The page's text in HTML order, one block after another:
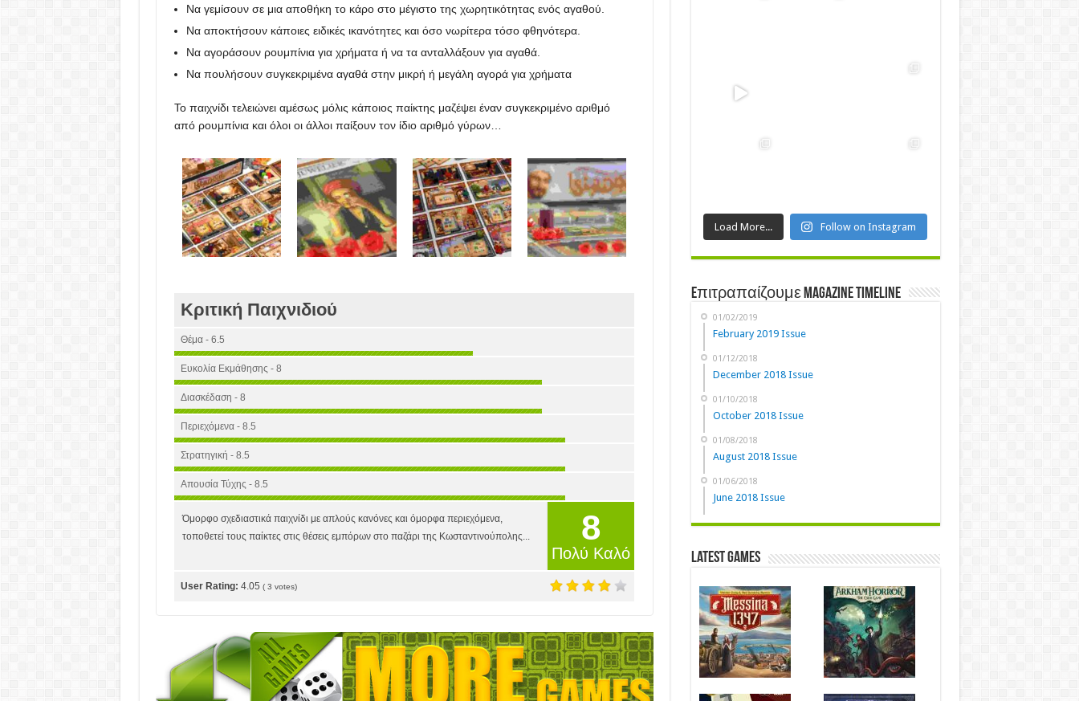
Να γεμίσουν σε μια αποθήκη το κάρο στο μέγιστο της χωρητικότητας ενός αγαθού.
Να αποκτήσουν κάποιες ειδικές ικανότητες και όσο νωρίτερα τόσο φθηνότερα.
Να αγοράσουν ρουμπίνια για χρήματα ή να τα ανταλλάξουν για αγαθά.
Να πουλήσουν συγκεκριμένα αγαθά στην μικρή ή μεγάλη αγορά για χρήματα
Το παιχνίδι τελειώνει αμέσως μόλις κάποιος παίκτης μαζέψει έναν συγκεκριμένο αριθμό
από ρουμπίνια και όλοι οι άλλοι παίξουν τον ίδιο αριθμό γύρων…
Κριτική Παιχνιδιού
Θέμα - 6.5
Ευκολία Εκμάθησης - 8
Διασκέδαση - 8
Περιεχόμενα - 8.5
Στρατηγική - 8.5
Απουσία Τύχης - 8.5
8
Πολύ Καλό
Όμορφο σχεδιαστικά παιχνίδι με απλούς κανόνες και όμορφα περιεχόμενα,
τοποθετεί τους παίκτες στις θέσεις εμπόρων στο παζάρι της Κωσταντινούπολης...
User Rating:4.05 (3 votes)
Load More... Follow on Instagram
Eπιτραπαίζουμε Magazine Timeline
01/02/2019
February 2019 Issue
01/12/2018
December 2018 Issue
01/10/2018
October 2018 Issue
01/08/2018
August 2018 Issue
01/06/2018
June 2018 Issue
Latest Games